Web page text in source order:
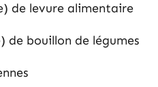
de levure alimentaire
de bouillon de légumes